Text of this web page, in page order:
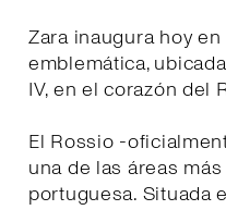
Zara inaugura hoy
emblemática,
IV, en el corazón del
El Rossio -
una de las áreas
portuguesa. Situada